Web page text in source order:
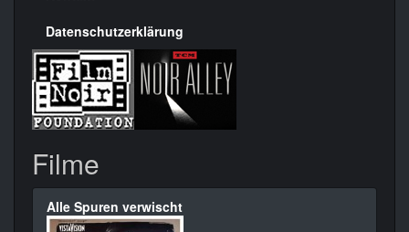
Datenschutzerklärung
Filme
Alle Spuren verwischt